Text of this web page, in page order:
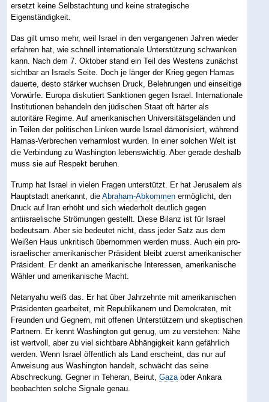
ersetzt keine Selbstachtung und keine strategische
Eigenständigkeit.
Das gilt umso mehr, weil Israel in den vergangenen Jahren wieder
erfahren hat, wie schnell internationale Unterstützung schwanken
kann. Nach dem 7. Oktober stand ein Teil des Westens zunächst
sichtbar an Israels Seite. Doch je länger der Krieg gegen Hamas
dauerte, desto stärker wuchsen Druck, Belehrungen und einseitige
Vorwürfe. Europa diskutiert Sanktionen gegen Israel. Internationale
Institutionen behandeln den jüdischen Staat oft härter als
autoritäre Regime. Auf amerikanischen Universitätsgeländen und
in Teilen der politischen Linken wurde Israel dämonisiert, während
Hamas-Verbrechen verharmlost wurden. In einer solchen Welt ist
die Verbindung zu Washington lebenswichtig. Aber gerade deshalb
muss sie auf Respekt beruhen.
Trump hat Israel in vielen Fragen unterstützt. Er hat Jerusalem als
Hauptstadt anerkannt, dieAbraham-Abkommen ermöglicht, den
Druck auf Iran erhöht und sich wiederholt deutlich gegen
antiisraelische Strömungen gestellt. Diese Bilanz ist für Israel
bedeutsam. Aber sie bedeutet nicht, dass jeder Satz aus dem
Weißen Haus unkritisch übernommen werden muss. Auch ein pro-
israelischer amerikanischer Präsident bleibt zuerst amerikanischer
Präsident. Er denkt an amerikanische Interessen, amerikanische
Wähler und amerikanische Macht.
Netanyahu weiß das. Er hat über Jahrzehnte mit amerikanischen
Präsidenten gearbeitet, mit Republikanern und Demokraten, mit
Freunden und Gegnern, mit offenen Unterstützern und skeptischen
Partnern. Er kennt Washington gut genug, um zu verstehen: Nähe
ist wertvoll, aber zu viel sichtbare Abhängigkeit kann gefährlich
werden. Wenn Israel öffentlich als Land erscheint, das nur auf
Anweisung aus Washington handelt, schwächt das seine
Abschreckung. Gegner in Teheran, Beirut,Gaza oder Ankara
beobachten solche Signale genau.